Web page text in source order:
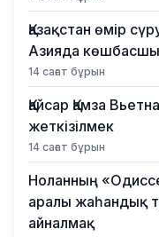
Қазақстан өмір
Азияда
14 сағат бұрын
Қайсар Қамза
жеткізілмек
14 сағат бұрын
Ноланның
аралы жаһандық
айналмақ